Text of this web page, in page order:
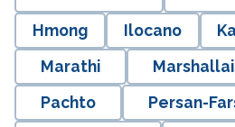
Hmong
Ilocano
Marathi
Pachto
Persan-